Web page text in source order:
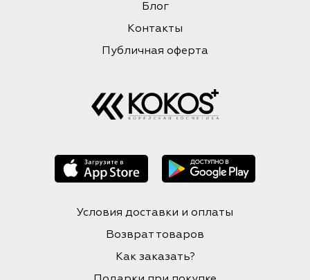
Блог
Контакты
Публичная оферта
Условия доставки и оплаты
Возврат товаров
Как заказать?